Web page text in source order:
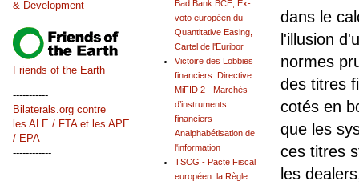
dans le
l'illusion
normes
des titres
cotés en
que les
ces titres
les
Bad Bank BCE, Ex-
voto européen du
Quantitative Easing,
Cartel de l'Euribor
Victoire des Lobbies
financiers: Directive
MiFID 2 - Marchés
d’instruments
financiers -
Analphabétisation de
l'information
TSCG - Pacte Fiscal
européen: la Règle
& Development
Friends of the Earth
-----------
Bilaterals.org contre
les ALE / FTA et les APE
/ EPA
------------